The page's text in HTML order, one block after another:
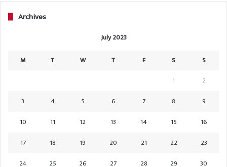
Archives
July 2023
M T W T F S
S
1
2
3
4 5 6 7 8
9
10
11 12 13 14 15
16
17
18 19 20 21 22
23
24
25 26 27 28 29
30